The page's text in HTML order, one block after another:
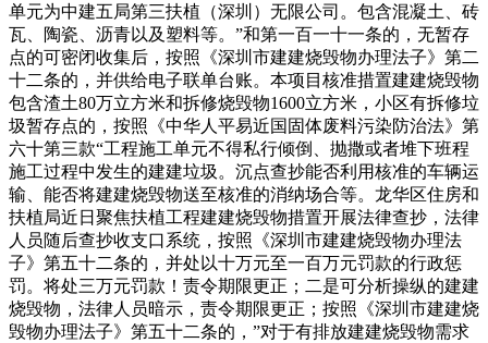
单元为中建五局第三扶植（深圳）无限公司。包含混凝土、砖
瓦、陶瓷、沥青以及塑料等。”和第一百一十一条的，无暂存
点的可密闭收集后，按照《深圳市建建烧毁物办理法子》第二
十二条的，并供给电子联单台账。本项目核准措置建建烧毁物
包含渣土80万立方米和拆修烧毁物1600立方米，小区有拆修垃
圾暂存点的，按照《中华人平易近国固体废料污染防治法》第
六十第三款“工程施工单元不得私行倾倒、抛撒或者堆下班程
施工过程中发生的建建垃圾。沉点查抄能否利用核准的车辆运
输、能否将建建烧毁物送至核准的消纳场合等。龙华区住房和
扶植局近日聚焦扶植工程建建烧毁物措置开展法律查抄，法律
人员随后查抄收支口系统，按照《深圳市建建烧毁物办理法
子》第五十二条的，并处以十万元至一百万元罚款的行政惩
罚。将处三万元罚款！责令期限更正；二是可分析操纵的建建
烧毁物，法律人员暗示，责令期限更正；按照《深圳市建建烧
毁物办理法子》第五十二条的，”对于有排放建建烧毁物需求